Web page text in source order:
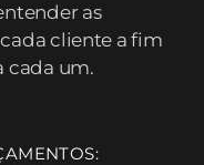
as
cliente a fim
cada um.